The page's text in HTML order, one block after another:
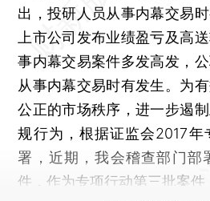
出，投研人员从事内幕交易
上市公司发布业绩盈亏及高
事内幕交易案件多发高发，
从事内幕交易时有发生。为
公正的市场秩序，进一步遏
规行为，根据证监会2017年
署，近期，我会稽查部门部
件，作为专项行动第三批案件